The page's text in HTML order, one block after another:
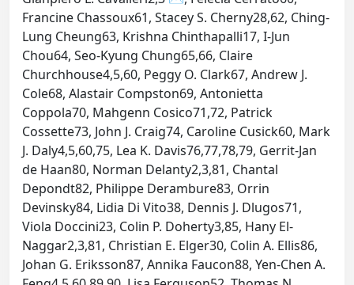
Francine Chassoux61, Stacey S. Cherny28,62, Ching-
Lung Cheung63, Krishna Chinthapalli17, I-Jun
Chou64, Seo-Kyung Chung65,66, Claire
Churchhouse4,5,60, Peggy O. Clark67, Andrew J.
Cole68, Alastair Compston69, Antonietta
Coppola70, Mahgenn Cosico71,72, Patrick
Cossette73, John J. Craig74, Caroline Cusick60, Mark
J. Daly4,5,60,75, Lea K. Davis76,77,78,79, Gerrit-Jan
de Haan80, Norman Delanty2,3,81, Chantal
Depondt82, Philippe Derambure83, Orrin
Devinsky84, Lidia Di Vito38, Dennis J. Dlugos71,
Viola Doccini23, Colin P. Doherty3,85, Hany El-
Naggar2,3,81, Christian E. Elger30, Colin A. Ellis86,
Johan G. Eriksson87, Annika Faucon88, Yen-Chen A.